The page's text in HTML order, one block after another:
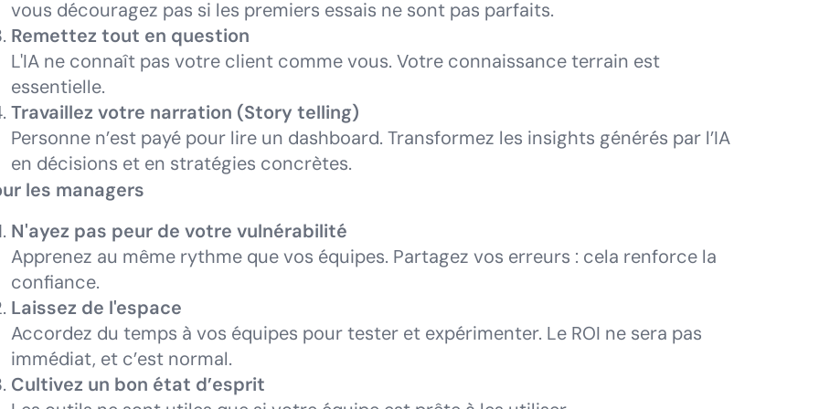
vous découragez pas si les premiers essais ne sont pas parfaits.
Remettez tout en question
L'IA ne connaît pas votre client comme vous. Votre connaissance terrain est
essentielle.
Travaillez votre narration (Story telling)
Personne n’est payé pour lire un dashboard. Transformez les insights générés par l’IA
en décisions et en stratégies concrètes.
les managers
N'ayez pas peur de votre vulnérabilité
Apprenez au même rythme que vos équipes. Partagez vos erreurs : cela renforce la
confiance.
Laissez de l'espace
Accordez du temps à vos équipes pour tester et expérimenter. Le ROI ne sera pas
immédiat, et c’est normal.
Cultivez un bon état d’esprit